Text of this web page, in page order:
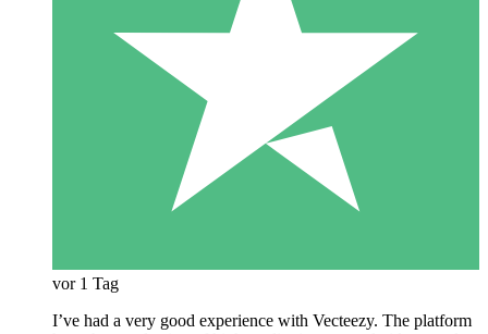
vor 1 Tag
I’ve had a very good experience with Vecteezy. The platform